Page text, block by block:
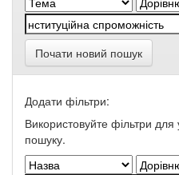
Почати новий пошук
Додати фільтри:
Використовуйте фільтри для
пошуку.